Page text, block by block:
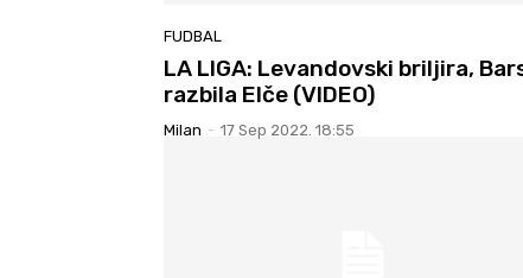
FUDBAL
LA LIGA: Levandovski briljira,
razbila Elče (VIDEO)
Milan - 17 Sep 2022. 18:55